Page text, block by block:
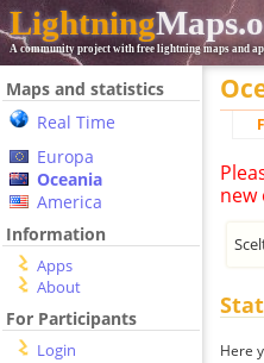
Lightning
A community project with free lightning maps and
Maps and statistics
Real Time
Europa
Oceania
America
Information
Apps
About
For Participants
Login
new
Here